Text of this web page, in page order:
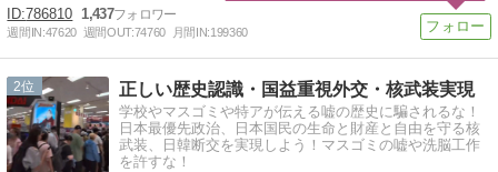
786810 1,437
週間IN:47620 週間OUT:74760 月間IN:199360
2 正しい歴史認識・国益重視外交・核武装実現
学校やマスゴミや特アが伝える嘘の歴史に騙されるな！
日本最優先政治、日本国民の生命と財産と自由を守る核
武装、日韓断交を実現しよう！マスゴミの嘘や洗脳工作
を許すな！